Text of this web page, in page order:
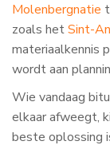
Molenbergnatie
zoals hetSint-
materiaalkennis
wordt aan
Wie vandaag
elkaar afweegt,
beste oplossing